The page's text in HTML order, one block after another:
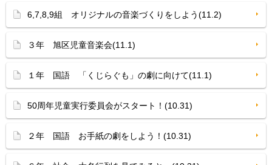
6,7,8,9組 オリジナルの音楽づくりをしよう(11.2)
３年 旭区児童音楽会(11.1)
１年 国語 「くじらぐも」の劇に向けて(11.1)
50周年児童実行委員会がスタート！(10.31)
２年 国語 お手紙の劇をしよう！(10.31)